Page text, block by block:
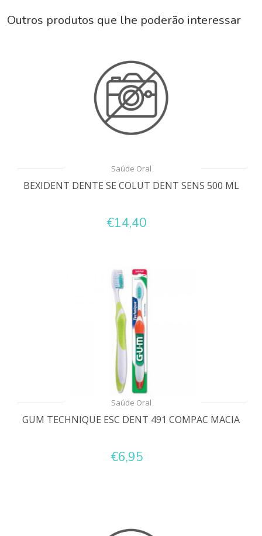
Outros produtos que lhe poderão interessar
Saúde Oral
BEXIDENT DENTE SE COLUT DENT SENS 500 ML
€14,40
Saúde Oral
GUM TECHNIQUE ESC DENT 491 COMPAC MACIA
€6,95